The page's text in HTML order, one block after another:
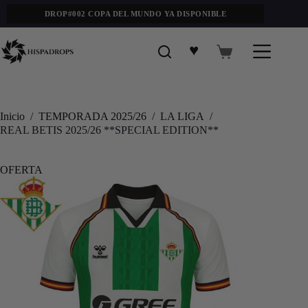
DROP#002 COPA DEL MUNDO YA DISPONIBLE
♥
Inicio / TEMPORADA 2025/26 / LA LIGA /
REAL BETIS 2025/26 **SPECIAL EDITION**
OFERTA